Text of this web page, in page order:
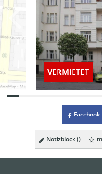
VERMIETET
Facebook
Notizblock ()